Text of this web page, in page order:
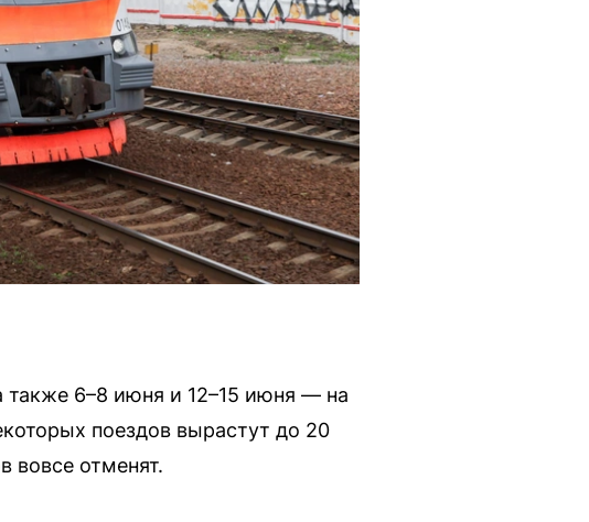
6–8 июня и 12–15 июня — на
поездов вырастут до 20
вовсе отменят.